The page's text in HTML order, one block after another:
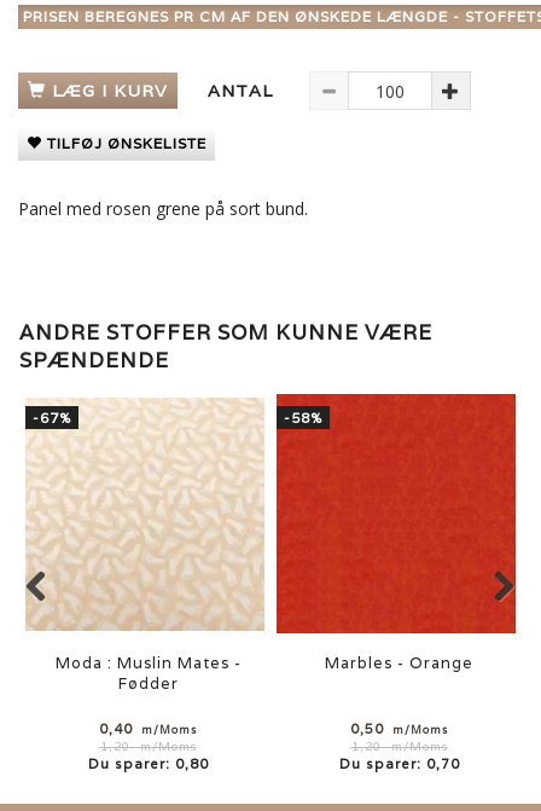
PRISEN BEREGNES PR CM AF DEN ØNSKEDE LÆNGDE -
LÆG I KURV ANTAL
TILFØJ ØNSKELISTE
Panel med rosen grene på sort bund.
ANDRE STOFFER SOM KUNNE VÆRE
SPÆNDENDE
-67%
Moda : Muslin Mates -
Fødder
0,40 m/Moms
1,20m/Moms
Du sparer: 0,80
-58%
Marbles - Orange
0,50 m/Moms
1,20m/Moms
Du sparer: 0,70